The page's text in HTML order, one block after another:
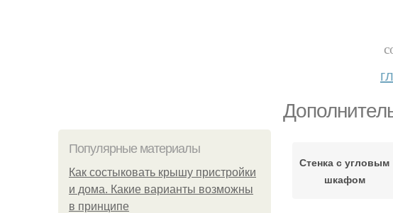
Популярные материалы
Как состыковать крышу пристройки
и дома. Какие варианты возможны
в принципе
Стенка с угловым
шкафом